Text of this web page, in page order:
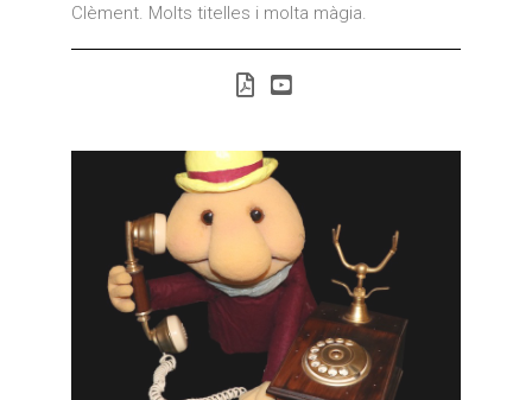
Clèment. Molts titelles i molta màgia.